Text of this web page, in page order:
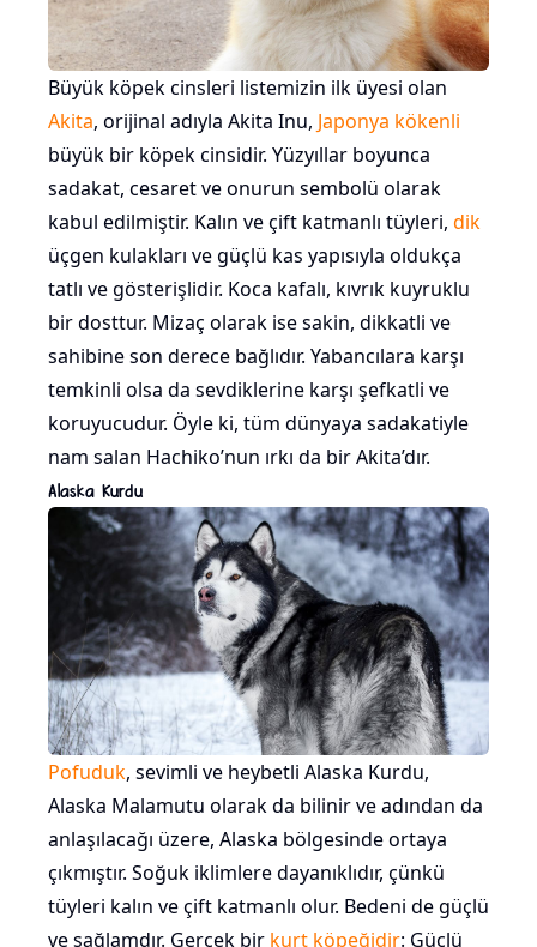
Büyük köpek cinsleri listemizin ilk üyesi olan
Akita, orijinal adıyla Akita Inu, Japonya kökenli
büyük bir köpek cinsidir. Yüzyıllar boyunca
sadakat, cesaret ve onurun sembolü olarak
kabul edilmiştir. Kalın ve çift katmanlı tüyleri, dik
üçgen kulakları ve güçlü kas yapısıyla oldukça
tatlı ve gösterişlidir. Koca kafalı, kıvrık kuyruklu
bir dosttur. Mizaç olarak ise sakin, dikkatli ve
sahibine son derece bağlıdır. Yabancılara karşı
temkinli olsa da sevdiklerine karşı şefkatli ve
koruyucudur. Öyle ki, tüm dünyaya sadakatiyle
nam salan Hachiko’nun ırkı da bir Akita’dır.
Alaska Kurdu
Pofuduk, sevimli ve heybetli Alaska Kurdu,
Alaska Malamutu olarak da bilinir ve adından da
anlaşılacağı üzere, Alaska bölgesinde ortaya
çıkmıştır. Soğuk iklimlere dayanıklıdır, çünkü
tüyleri kalın ve çift katmanlı olur. Bedeni de güçlü
ve sağlamdır. Gerçek bir kurt köpeğidir: Güçlü